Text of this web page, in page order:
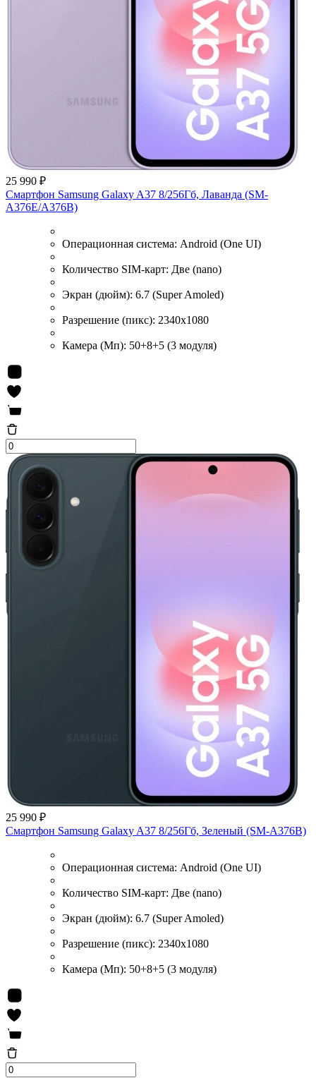
25 990 ₽
Смартфон Samsung Galaxy A37 8/256Гб, Лаванда (SM-
A376E/A376B)
Операционная система: Android (One UI)
Количество SIM-карт: Две (nano)
Экран (дюйм): 6.7 (Super Amoled)
Разрешение (пикс): 2340x1080
Камера (Мп): 50+8+5 (3 модуля)
25 990 ₽
Смартфон Samsung Galaxy A37 8/256Гб, Зеленый (SM-A376B)
Операционная система: Android (One UI)
Количество SIM-карт: Две (nano)
Экран (дюйм): 6.7 (Super Amoled)
Разрешение (пикс): 2340x1080
Камера (Мп): 50+8+5 (3 модуля)